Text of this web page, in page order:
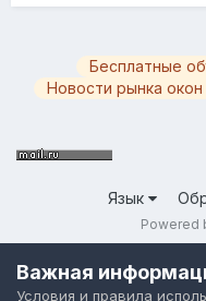
Бесплатные
Новости рынка окон
Язык
Powered
Важная
Условия и правила